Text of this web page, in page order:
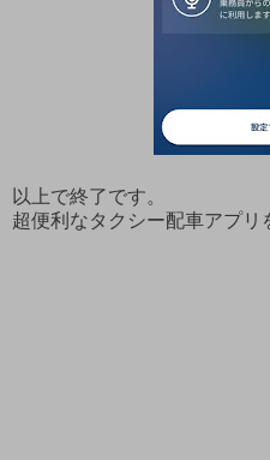
以上で終了です。
超便利なタクシー配車アプリ